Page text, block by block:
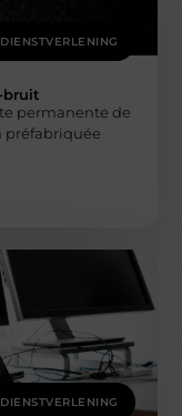
bruit
permanente de
préfabriquée